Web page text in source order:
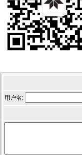
用户名: